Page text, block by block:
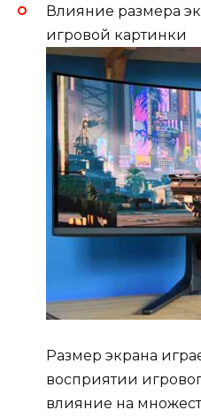
Влияние размера
игровой картинки
Размер экрана
восприятии
влияние на